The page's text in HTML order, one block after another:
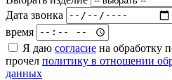
Дата звонка
время
Я даю согласие на обработку
прочел политику в отношении
данных